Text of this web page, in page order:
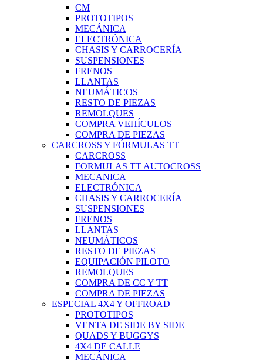
CM
PROTOTIPOS
MECÁNICA
ELECTRÓNICA
CHASIS Y CARROCERÍA
SUSPENSIONES
FRENOS
LLANTAS
NEUMÁTICOS
RESTO DE PIEZAS
REMOLQUES
COMPRA VEHÍCULOS
COMPRA DE PIEZAS
CARCROSS Y FÓRMULAS TT
CARCROSS
FORMULAS TT AUTOCROSS
MECANICA
ELECTRÓNICA
CHASIS Y CARROCERÍA
SUSPENSIONES
FRENOS
LLANTAS
NEUMÁTICOS
RESTO DE PIEZAS
EQUIPACIÓN PILOTO
REMOLQUES
COMPRA DE CC Y TT
COMPRA DE PIEZAS
ESPECIAL 4X4 Y OFFROAD
PROTOTIPOS
VENTA DE SIDE BY SIDE
QUADS Y BUGGYS
4X4 DE CALLE
MECÁNICA